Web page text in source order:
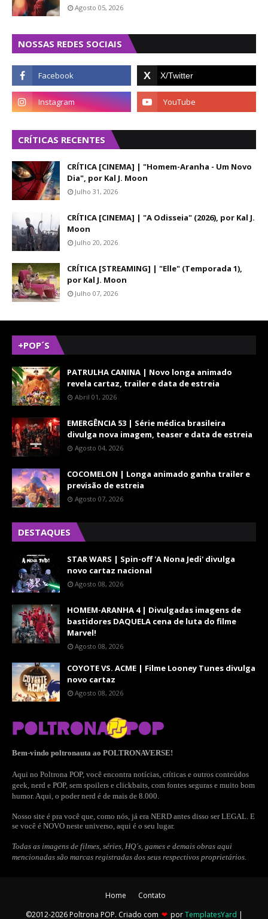
Agosto 05, 2026
NOSSAS REDES SOCIAIS
CRÍTICAS RECENTES
CRÍTICA [CINEMA] | "Homem-Aranha - Um Novo
Dia", por Kal J. Moon
Julho 31, 2026
CRÍTICA [CINEMA] | "A Odisseia" (2026), por Kal J.
Moon
Julho 20, 2026
CRÍTICA [STREAMING] | "Elle" (Temporada 1),
por Kal J. Moon
Julho 07, 2026
+POP´S
PATRULHA CANINA | Novo longa animado
revela cartaz, trailer e data de estreia
Abril 01, 2026
EMERGÊNCIA 53 | Série médica brasileira
divulga nova imagem, teaser e data de estreia
Agosto 04, 2026
COCOMELON | Longa animado ganha trailer e
previsão de estreia
Agosto 07, 2026
DESTAQUES
STAR WARS | Spin-off 'A Nona Jedi' divulga
novo cartaz nacional
Agosto 08, 2026
HOMEM-ARANHA 4 | Divulgadas imagens de
bastidores DAQUELA cena de luta do filme
Marvel!
Agosto 08, 2026
COYOTE VS. ACME | Filme Looney Tunes divulga
novo cartaz
Agosto 08, 2026
Bem-vindo poltronauta ao POLTRONAVERSE!
Aqui no Poltrona POP, você encontra notícias, críticas e outros conteúdos
geek, nerd e POP, sem spoilers e clickbaits, com fontes seguras e muito bom
humor. Aqui, o poder nerd é de mais de 8.000.
Nosso site é pra você que, como nós, já era NERD antes disso ser LEGAL. E
se você é NOVO neste universo, aqui é o seu lugar.
Todas as imagens de filmes, séries, HQ´s, games e demais obras aqui
mencionadas são marcas registradas dos seus respectivos proprietários.
Home
Contato
©2012-2026 Poltrona POP. Criado com ❤ porTemplatesYard |